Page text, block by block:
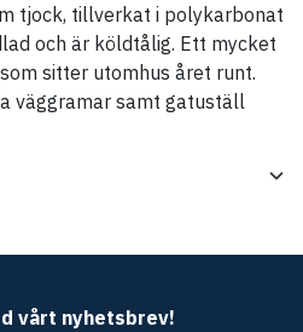
tjock, tillverkat i polykarbonat
och är köldtålig. Ett mycket
sitter utomhus året runt.
väggramar samt gatuställ
vårt nyhetsbrev!